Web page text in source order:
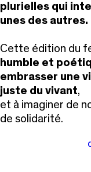
plurielles qui
unes des autres.
Cette édition du
humble et
embrasser une
juste du vivant,
et à imaginer de
de solidarité.